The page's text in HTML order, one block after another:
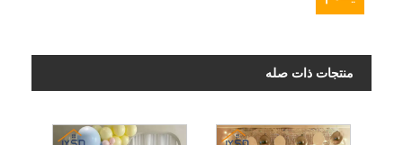
منتجات ذات صله